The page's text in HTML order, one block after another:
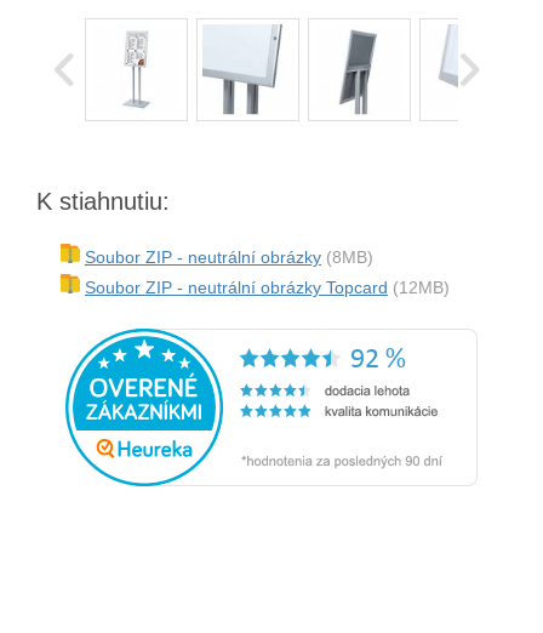
K stiahnutiu:
Soubor ZIP - neutrální obrázky (8MB)
Soubor ZIP - neutrální obrázky Topcard (12MB)